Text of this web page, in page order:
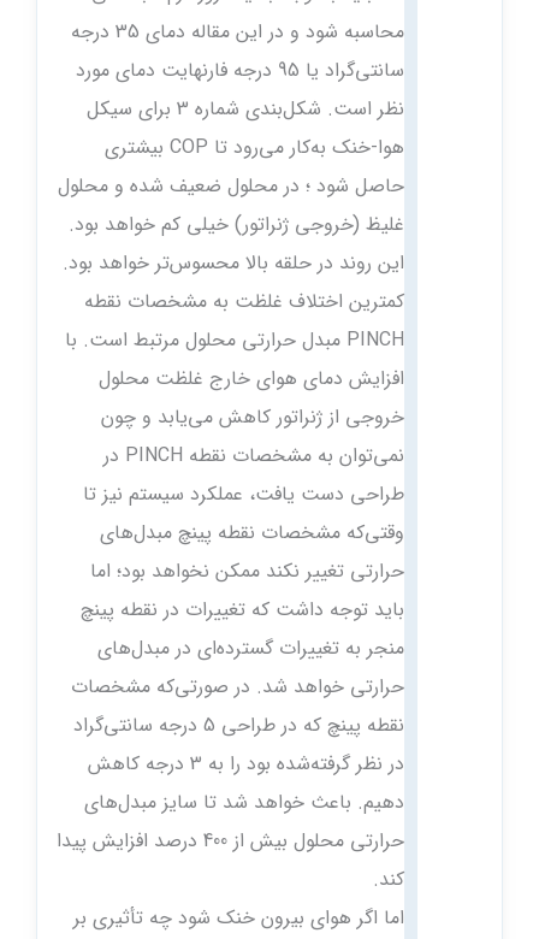
محاسبه شود و در این مقاله دمای 35 درجه
سانتی‌گراد یا 95 درجه فارنهایت دمای مورد
نظر است. شکل‌بندی شماره 3 برای سیکل
هوا-خنک به‌کار می‌رود تا COP بیشتری
حاصل شود ؛ در محلول ضعیف شده و محلول
غلیظ (خروجی ژنراتور) خیلی کم خواهد بود.
این روند در حلقه بالا محسوس‌تر خواهد بود.
کمترین اختلاف غلظت به مشخصات نقطه
PINCH مبدل حرارتی محلول مرتبط است. با
افزایش دمای هوای خارج غلظت محلول
خروجی از ژنراتور کاهش می‌یابد و چون
نمی‌توان به مشخصات نقطه PINCH در
طراحی دست یافت، عملکرد سیستم نیز تا
وقتی‌که مشخصات نقطه پینچ مبدل‌های
حرارتی تغییر نکند ممکن نخواهد بود؛ اما
باید توجه داشت که تغییرات در نقطه پینچ
منجر به تغییرات گسترده‌ای در مبدل‌های
حرارتی خواهد شد. در صورتی‌که مشخصات
نقطه پینچ که در طراحی 5 درجه سانتی‌گراد
در نظر گرفته‌شده بود را به 3 درجه کاهش
دهیم. باعث خواهد شد تا سایز مبدل‌های
حرارتی محلول بیش از 400 درصد افزایش پیدا
کند.
اما اگر هوای بیرون خنک شود چه تأثیری بر